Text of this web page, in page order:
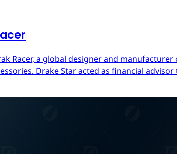
Racer, a global designer and
Drake Star acted as financial